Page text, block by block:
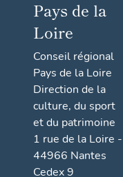
Pays de la
Loire
Conseil régional
Pays de la Loire
Direction de la
culture, du sport
et du patrimoine
1 rue de la Loire -
44966 Nantes
Cedex 9